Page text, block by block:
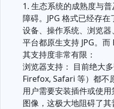
1. 生态系统的成熟度与
障碍。JPG 格式已经存
设备、操作系统、浏览
平台都原生支持 JPG。而
其支持度非常有限：
浏览器支持： 目前绝大
Firefox, Safari 等）都不
用户需要安装插件或使
图像，这极大地阻碍了其